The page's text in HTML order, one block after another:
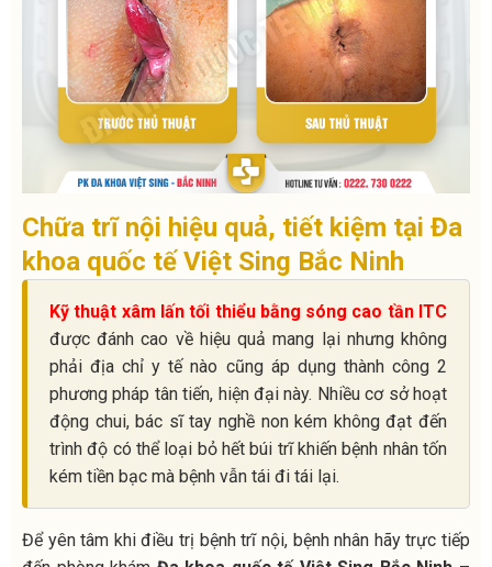
Chữa trĩ nội hiệu quả, tiết kiệm tại Đa
khoa quốc tế Việt Sing Bắc Ninh
Kỹ thuật xâm lấn tối thiểu bằng sóng cao tần ITC
được đánh cao về hiệu quả mang lại nhưng không
phải địa chỉ y tế nào cũng áp dụng thành công 2
phương pháp tân tiến, hiện đại này. Nhiều cơ sở hoạt
động chui, bác sĩ tay nghề non kém không đạt đến
trình độ có thể loại bỏ hết búi trĩ khiến bệnh nhân tốn
kém tiền bạc mà bệnh vẫn tái đi tái lại.
Để yên tâm khi điều trị bệnh trĩ nội, bệnh nhân hãy trực tiếp